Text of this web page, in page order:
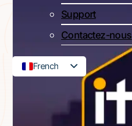
Support
Contactez-nous
French